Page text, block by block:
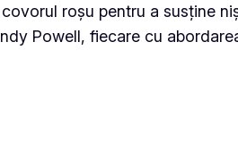
roșu pentru a susține
Powell, fiecare cu